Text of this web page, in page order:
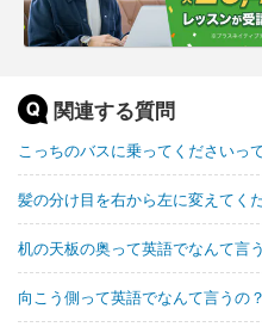
関連する質問
こっちのバスに乗ってくださいっ
髪の分け目を右から左に変えてく
机の天板の奥って英語でなんて言
向こう側って英語でなんて言うの？